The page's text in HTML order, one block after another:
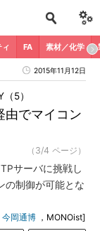
FA 素材／化学
2015年11月12日
由でマイコン
5）
（3/4 ページ）
サーバに挑戦し
の制御が可能とな
今岡通博 ，MONOist]